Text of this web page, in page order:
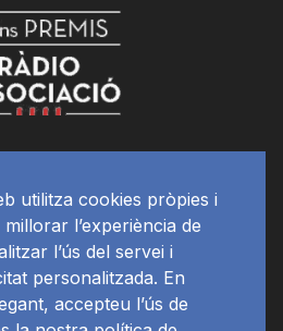
utilitza cookies pròpies i
l’experiència de
l’ús del servei i
personalitzada. En
accepteu l’ús de